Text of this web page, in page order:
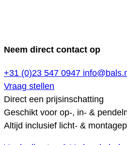
Neem direct contact op
+31 (0)23 547 0947
Vraag stellen
Direct een prijsinschatting
Geschikt voor op-, in- &
Altijd inclusief licht- &